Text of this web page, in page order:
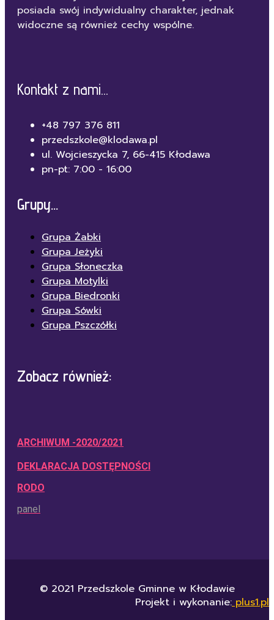
posiada swój indywidualny charakter, jednak
widoczne są również cechy wspólne.
Kontakt z nami...
+48 797 376 811
przedszkole@klodawa.pl
ul. Wojcieszycka 7, 66-415 Kłodawa
pn-pt: 7:00 - 16:00
Grupy...
Grupa Żabki
Grupa Jeżyki
Grupa Słoneczka
Grupa Motylki
Grupa Biedronki
Grupa Sówki
Grupa Pszczółki
Zobacz również:
ARCHIWUM -2020/2021
DEKLARACJA DOSTĘPNOŚCI
RODO
panel
© 2021 Przedszkole Gminne w Kłodawie
Projekt i wykonanie: plus1.pl